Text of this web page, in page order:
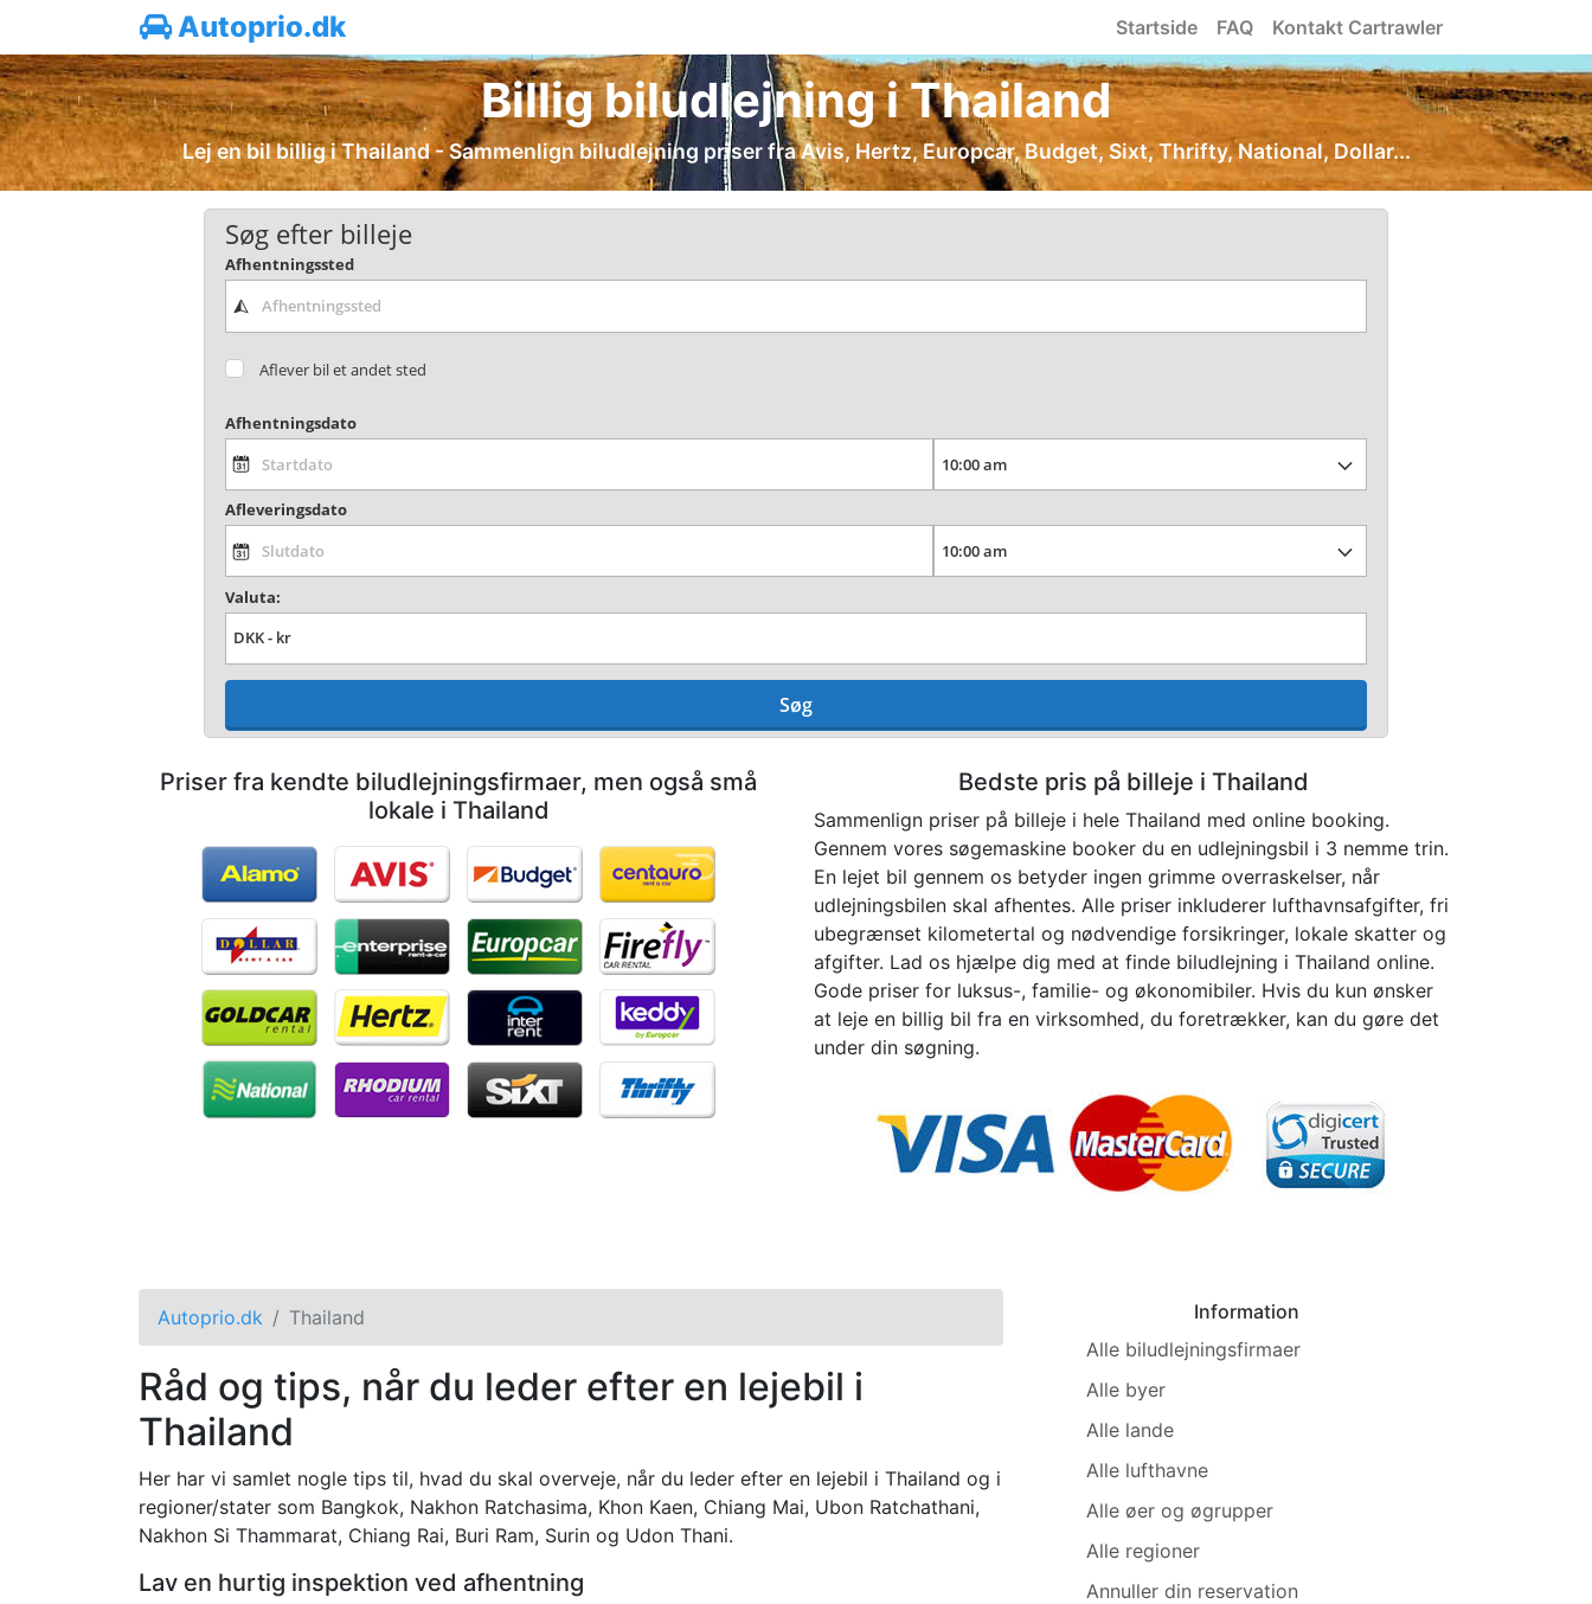
Autoprio.dk Startside FAQ Kontakt Cartrawler
Billig biludlejning i Thailand
Lej en bil billig i Thailand - Sammenlign biludlejning priser fra Avis, Hertz, Europcar, Budget, Sixt, Thrifty, National, Dollar...
Søg efter billeje
Afhentningssted
Aflever bil et andet sted
Afhentningsdato
Afleveringsdato
Valuta:
Søg
Priser fra kendte biludlejningsfirmaer, men også små
lokale i Thailand
Bedste pris på billeje i Thailand
Sammenlign priser på billeje i hele Thailand med online booking.
Gennem vores søgemaskine booker du en udlejningsbil i 3 nemme trin.
En lejet bil gennem os betyder ingen grimme overraskelser, når
udlejningsbilen skal afhentes. Alle priser inkluderer lufthavnsafgifter, fri
ubegrænset kilometertal og nødvendige forsikringer, lokale skatter og
afgifter. Lad os hjælpe dig med at finde biludlejning i Thailand online.
Gode priser for luksus-, familie- og økonomibiler. Hvis du kun ønsker
at leje en billig bil fra en virksomhed, du foretrækker, kan du gøre det
under din søgning.
Autoprio.dk Thailand
Råd og tips, når du leder efter en lejebil i
Thailand
Her har vi samlet nogle tips til, hvad du skal overveje, når du leder efter en lejebil i Thailand og i
regioner/stater som Bangkok, Nakhon Ratchasima, Khon Kaen, Chiang Mai, Ubon Ratchathani,
Nakhon Si Thammarat, Chiang Rai, Buri Ram, Surin og Udon Thani.
Lav en hurtig inspektion ved afhentning
Information
Alle biludlejningsfirmaer
Alle byer
Alle lande
Alle lufthavne
Alle øer og øgrupper
Alle regioner
Annuller din reservation